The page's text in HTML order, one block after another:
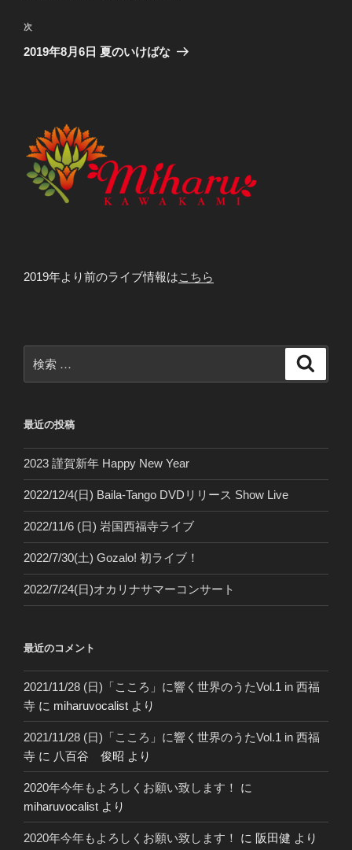
ゲ
ー
稿
次
の
次
2019年8月6日 夏のいけばな
2019年より前のライブ情報はこちら
索:
最近の投稿
2023 謹賀新年 Happy New Year
2022/12/4(日) Baila-Tango DVDリリース Show Live
2022/11/6 (日) 岩国西福寺ライブ
2022/7/30(土) Gozalo! 初ライブ！
2022/7/24(日)オカリナサマーコンサート
最近のコメント
2021/11/28 (日)「こころ」に響く世界のうたVol.1 in 西福
寺 に miharuvocalist より
2021/11/28 (日)「こころ」に響く世界のうたVol.1 in 西福
寺 に 八百谷 俊昭 より
2020年今年もよろしくお願い致します！
に
miharuvocalist より
2020年今年もよろしくお願い致します！ に 阪田健 より